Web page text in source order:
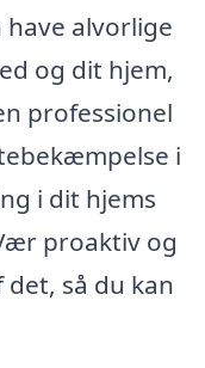
alvorlige
og dit hjem,
professionel
i
i dit hjems
proaktiv og
så du kan